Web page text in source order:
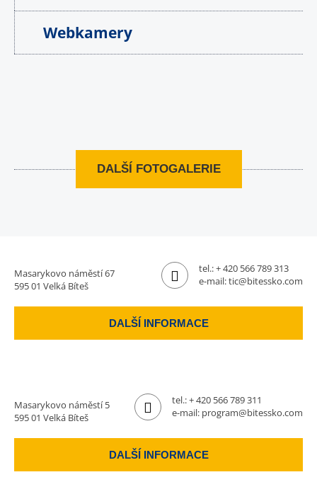
Webkamery
DALŠÍ FOTOGALERIE
Masarykovo náměstí 67
595 01 Velká Bíteš
tel.:+ 420 566 789 313
e-mail:tic@bitessko.com
DALŠÍ INFORMACE
Masarykovo náměstí 5
595 01 Velká Bíteš
tel.:+ 420 566 789 311
e-mail: program@bitessko.com
DALŠÍ INFORMACE